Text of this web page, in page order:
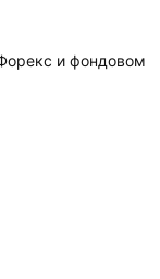
и фондовом